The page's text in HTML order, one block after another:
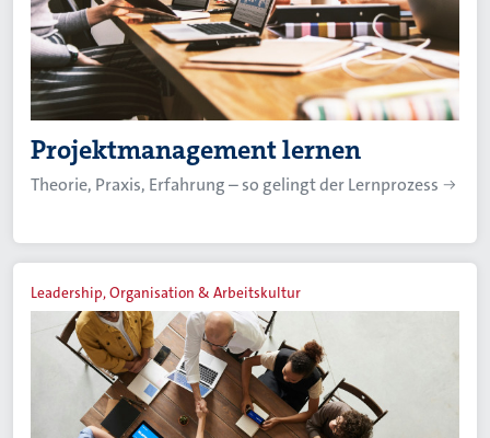
Projektmanagement lernen
Theorie, Praxis, Erfahrung – so gelingt der Lernprozess
Leadership, Organisation & Arbeitskultur